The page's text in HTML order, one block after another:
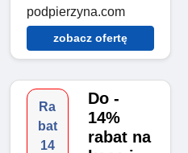
podpierzyna.com
zobacz ofertę
Ra
bat
14
Do -
14%
rabat na